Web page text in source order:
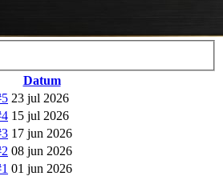
Datum
23 jul 2026
15 jul 2026
17 jun 2026
08 jun 2026
01 jun 2026